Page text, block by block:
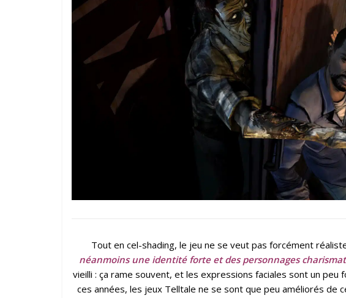
Tout en cel-shading, le jeu ne se veut pas forcément
néanmoins une identité forte et des personnages
vieilli : ça rame souvent, et les expressions faciales sont un
ces années, les jeux Telltale ne se sont que peu améliorés de